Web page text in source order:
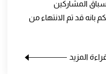
المشاركين
بانه قد تم الانتهاء من
المزيد